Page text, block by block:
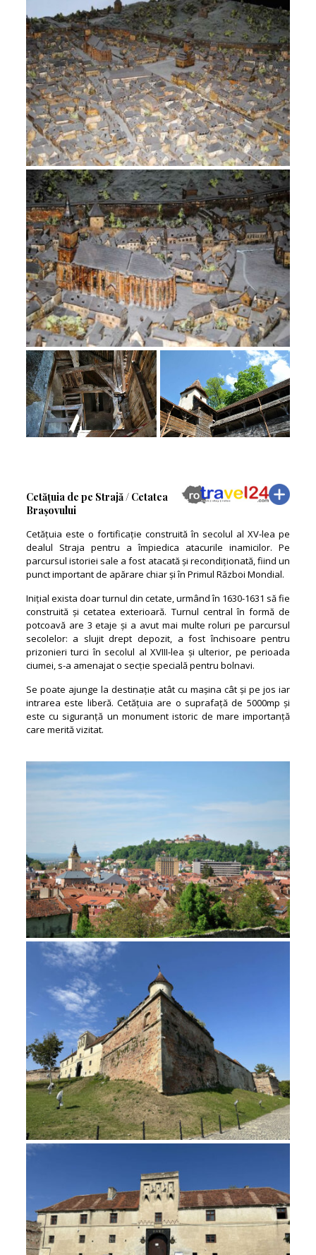
Cetățuia de pe Strajă / Cetatea
Brașovului
Cetățuia este o fortificație construită în secolul al XV-lea pe
dealul Straja pentru a împiedica atacurile inamicilor. Pe
parcursul istoriei sale a fost atacată și recondiționată, fiind un
punct important de apărare chiar și în Primul Război Mondial.
Inițial exista doar turnul din cetate, urmând în 1630-1631 să fie
construită și cetatea exterioară. Turnul central în formă de
potcoavă are 3 etaje și a avut mai multe roluri pe parcursul
secolelor: a slujit drept depozit, a fost închisoare pentru
prizonieri turci în secolul al XVIII-lea și ulterior, pe perioada
ciumei, s-a amenajat o secție specială pentru bolnavi.
Se poate ajunge la destinație atât cu mașina cât și pe jos iar
intrarea este liberă. Cetățuia are o suprafață de 5000mp și
este cu siguranță un monument istoric de mare importanță
care merită vizitat.